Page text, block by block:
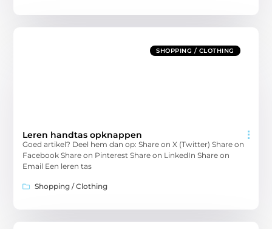
SHOPPING / CLOTHING
Leren handtas opknappen
Goed artikel? Deel hem dan op: Share on X (Twitter) Share on
Facebook Share on Pinterest Share on LinkedIn Share on
Email Een leren tas
Shopping / Clothing